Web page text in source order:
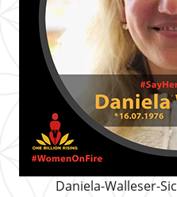
Daniela-Walleser-